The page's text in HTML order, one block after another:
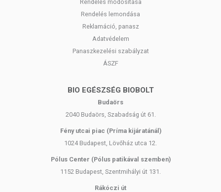
Rendelés módosítása
Rendelés lemondása
Reklamáció, panasz
Adatvédelem
Panaszkezelési szabályzat
ÁSZF
BIO EGÉSZSÉG BIOBOLT
Budaörs
2040 Budaörs, Szabadság út 61.
Fény utcai piac (Príma kijáratánál)
1024 Budapest, Lövőház utca 12.
Pólus Center (Pólus patikával szemben)
1152 Budapest, Szentmihályi út 131.
Rákóczi út